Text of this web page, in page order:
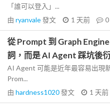
「誰可以登入」...
由 ryanvale發文 1 天前 0
從 Prompt 到 Graph
詞，而是 AI Agent 踩坑後
AI Agent 可能是近年最容易出現
Prom...
由 hardness1020發文 1 天前